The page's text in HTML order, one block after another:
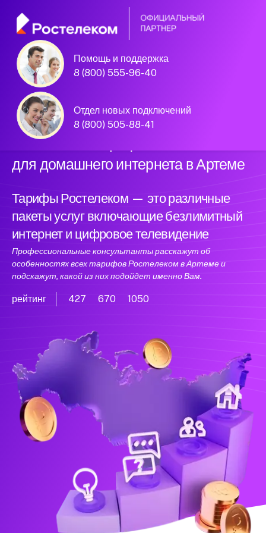
Помощь и поддержка
8 (800) 555-96-40
Отдел новых подключений
8 (800) 505-88-41
Официальный
партнёр Ростелеком
Уникальные тарифы Ростелеком
для домашнего интернета в Артеме
Тарифы Ростелеком — это различные
пакеты услуг включающие безлимитный
интернет и цифровое телевидение
Профессиональные консультанты расскажут об
особенностях всех тарифов Ростелеком в Артеме и
подскажут, какой из них подойдет именно Вам.
рейтинг 427 670 1050